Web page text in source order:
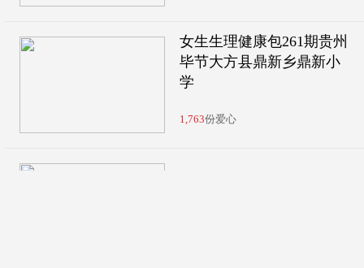
女生生理健康包261期贵州
毕节大方县鼎新乡鼎新小
学
1,763份爱心